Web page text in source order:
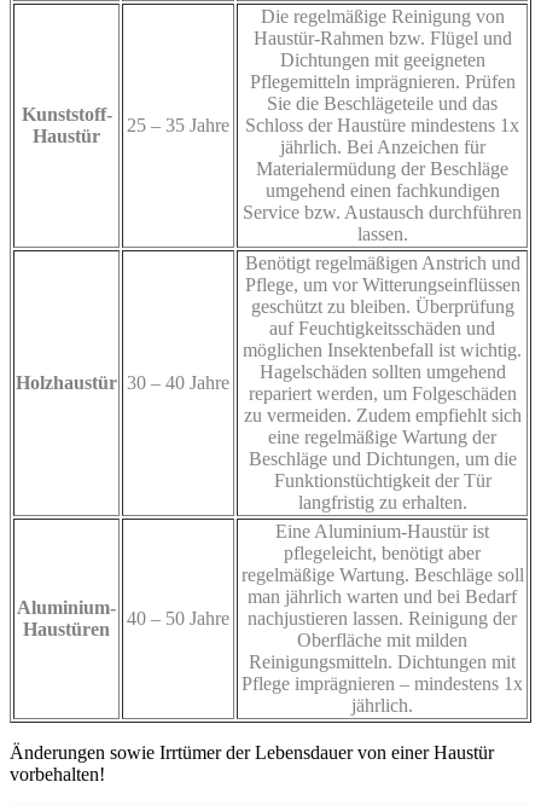
Kunststoff-
Haustür
25 – 35 Jahre
Die regelmäßige Reinigung von
Haustür-Rahmen bzw. Flügel und
Dichtungen mit geeigneten
Pflegemitteln imprägnieren. Prüfen
Sie die Beschlägeteile und das
Schloss der Haustüre mindestens 1x
jährlich. Bei Anzeichen für
Materialermüdung der Beschläge
umgehend einen fachkundigen
Service bzw. Austausch durchführen
lassen.
Holzhaustür 30 – 40 Jahre
Benötigt regelmäßigen Anstrich und
Pflege, um vor Witterungseinflüssen
geschützt zu bleiben. Überprüfung
auf Feuchtigkeitsschäden und
möglichen Insektenbefall ist wichtig.
Hagelschäden sollten umgehend
repariert werden, um Folgeschäden
zu vermeiden. Zudem empfiehlt sich
eine regelmäßige Wartung der
Beschläge und Dichtungen, um die
Funktionstüchtigkeit der Tür
langfristig zu erhalten.
Aluminium-
Haustüren
40 – 50 Jahre
Eine Aluminium-Haustür ist
pflegeleicht, benötigt aber
regelmäßige Wartung. Beschläge soll
man jährlich warten und bei Bedarf
nachjustieren lassen. Reinigung der
Oberfläche mit milden
Reinigungsmitteln. Dichtungen mit
Pflege imprägnieren – mindestens 1x
jährlich.
Änderungen sowie Irrtümer der Lebensdauer von einer Haustür
vorbehalten!